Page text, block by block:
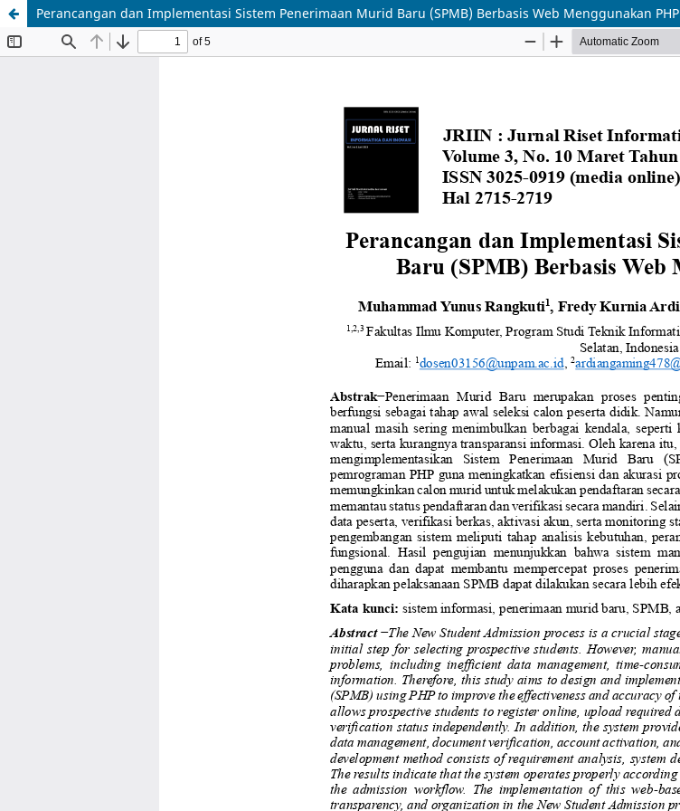
Perancangan dan Implementasi Sistem Penerimaan Murid Baru (SPMB) Berbasis Web Menggunakan PHP